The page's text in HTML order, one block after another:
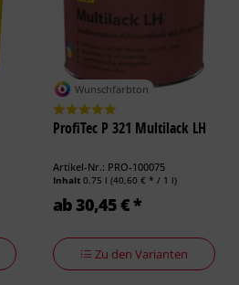
Wunschfarbton
ProfiTec P 321 Multilack LH
Artikel-Nr.: PRO-100075
Inhalt0.75 l(40,60 € * / 1 l)
ab 30,45 € *
Zu den Varianten